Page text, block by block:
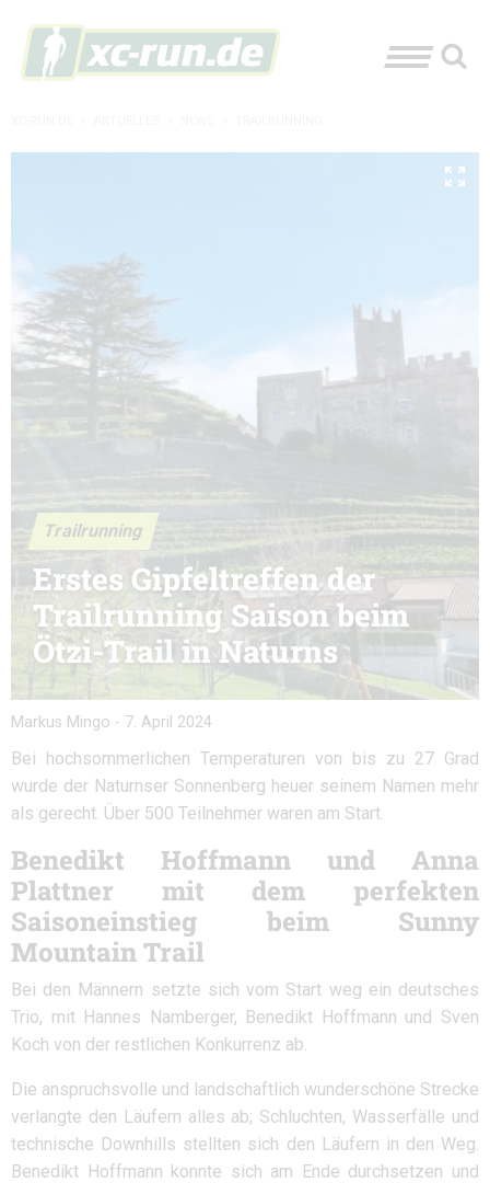
Trailrunning
Erstes Gipfeltreffen der
Trailrunning Saison beim
Ötzi-Trail in Naturns
Markus Mingo - 7. April 2024
Bei hochsommerlichen Temperaturen von bis zu 27 Grad
wurde der Naturnser Sonnenberg heuer seinem Namen mehr
als gerecht. Über 500 Teilnehmer waren am Start.
Benedikt Hoffmann und Anna
Plattner mit dem perfekten
Saisoneinstieg beim Sunny
Mountain Trail
Bei den Männern setzte sich vom Start weg ein deutsches
Trio, mit Hannes Namberger, Benedikt Hoffmann und Sven
Koch von der restlichen Konkurrenz ab.
Die anspruchsvolle und landschaftlich wunderschöne Strecke
verlangte den Läufern alles ab; Schluchten, Wasserfälle und
technische Downhills stellten sich den Läufern in den Weg.
Benedikt Hoffmann konnte sich am Ende durchsetzen und